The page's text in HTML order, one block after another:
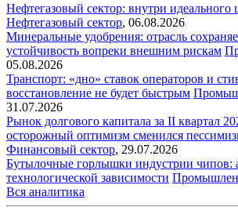
Нефтегазовый сектор: внутри идеального
Нефтегазовый сектор, 06.08.2026
Минеральные удобрения: отрасль
устойчивость вопреки внешним рискам
05.08.2026
Транспорт: «дно» ставок операторов и
восстановление не будет быстрым
31.07.2026
Рынок долгового капитала за II квартал
осторожный оптимизм сменился
Финансовый сектор, 29.07.2026
Бутылочные горлышки индустрии чипов:
технологической зависимости
Вся аналитика